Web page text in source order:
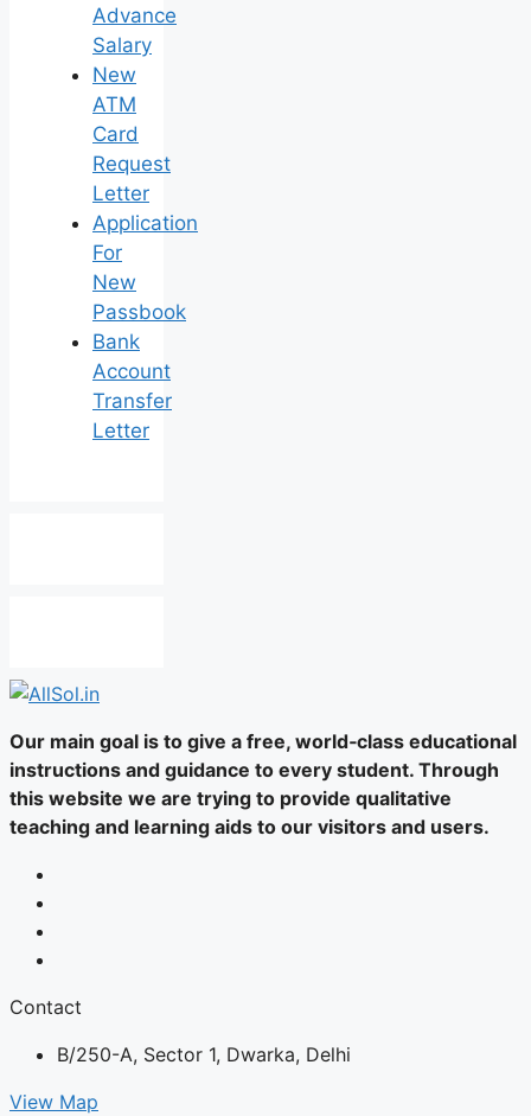
Advance
Salary
New
ATM
Card
Request
Letter
Application
For
New
Passbook
Bank
Account
Transfer
Letter
Our main goal is to give a free, world‑class educational
instructions and guidance to every student. Through
this website we are trying to provide qualitative
teaching and learning aids to our visitors and users.
Contact
B/250-A, Sector 1, Dwarka, Delhi
View Map